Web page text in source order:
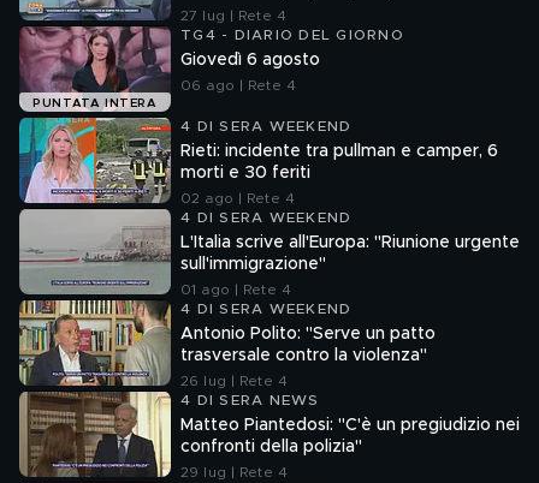
"Ossessionato e bugiardo"
27 lug | Rete 4
PUNTATA INTERA
TG4 - DIARIO DEL GIORNO
Giovedì 6 agosto
06 ago | Rete 4
4 DI SERA WEEKEND
Rieti: incidente tra pullman e camper, 6
morti e 30 feriti
02 ago | Rete 4
4 DI SERA WEEKEND
L'Italia scrive all'Europa: "Riunione urgente
sull'immigrazione"
01 ago | Rete 4
4 DI SERA WEEKEND
Antonio Polito: "Serve un patto
trasversale contro la violenza"
26 lug | Rete 4
4 DI SERA NEWS
Matteo Piantedosi: "C'è un pregiudizio nei
confronti della polizia"
29 lug | Rete 4